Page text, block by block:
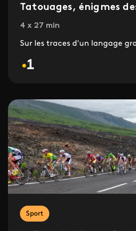
Tatouages, énigmes
4 x 27 min
Sur les traces d'un langage
Sport